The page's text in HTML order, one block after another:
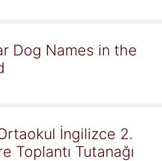
Dog Names in the
İngilizce 2.
Toplantı Tutanağı